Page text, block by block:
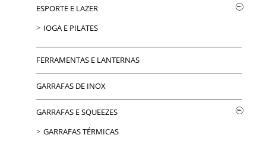
ESPORTE E LAZER
IOGA E PILATES
FERRAMENTAS E LANTERNAS
GARRAFAS DE INOX
GARRAFAS E SQUEEZES
GARRAFAS TÉRMICAS